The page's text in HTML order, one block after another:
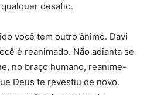
desafio.
você tem outro ânimo. Davi
é reanimado. Não adianta se
no braço humano, reanime-
Deus te revestiu de novo.